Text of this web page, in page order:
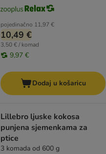
pojedinačno 11,97 €
10,49 €
3,50 € / komad
9,97 €
Dodaj u košaricu
Lillebro ljuske kokosa
punjena sjemenkama za
ptice
3 komada od 600 g